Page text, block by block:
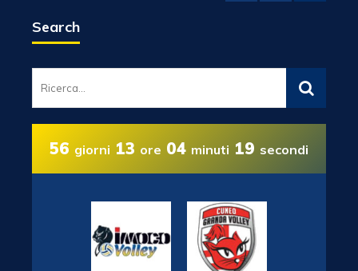
Search
56 giorni 13 ore 04 minuti 19 secondi